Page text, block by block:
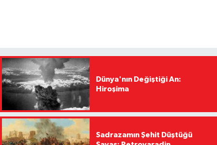
Dünya'nın Değiştiği An:
Hiroşima
Sadrazamın Şehit Düştüğü